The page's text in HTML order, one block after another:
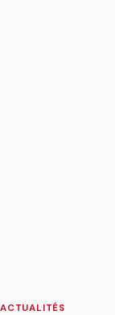
ACTUALITÉS